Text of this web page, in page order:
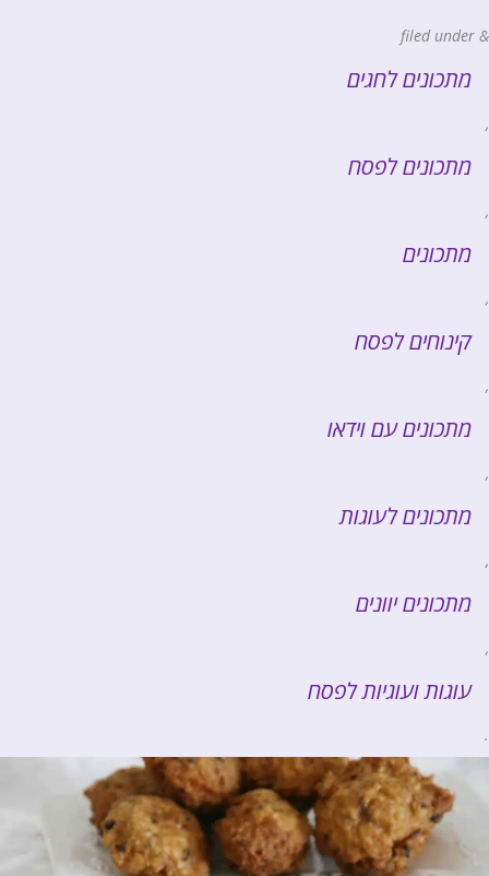
&
מתכונים לחגים
,
מתכונים לפסח
,
מתכונים
,
קינוחים לפסח
,
מתכונים עם וידאו
,
מתכונים לעוגות
,
מתכונים יוונים
,
עוגות ועוגיות לפסח
.